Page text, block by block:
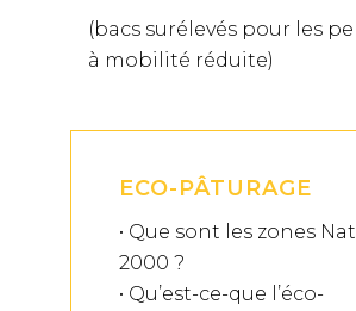
(bacs surélevés pour les
à mobilité réduite)
ECO-PÂTURAGE
• Que sont les zones
2000 ?
• Qu’est-ce-que l’éco-